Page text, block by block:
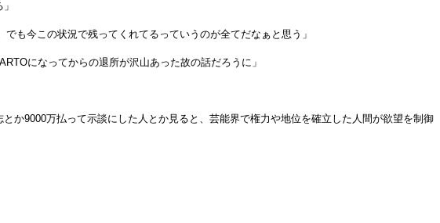
も今この状況で残ってくれてるっていうのが全てだなぁと思う」
になってからの退所が沢山あった故の話だろうに」
か9000万払って示談にした人とか見ると、芸能界で権力や地位を確立した人間が欲望を制御